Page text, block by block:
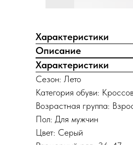
Характеристики
Описание
Характеристики
Сезон: Лето
Категория обуви:
Возрастная группа:
Пол: Для мужчин
Цвет: Серый